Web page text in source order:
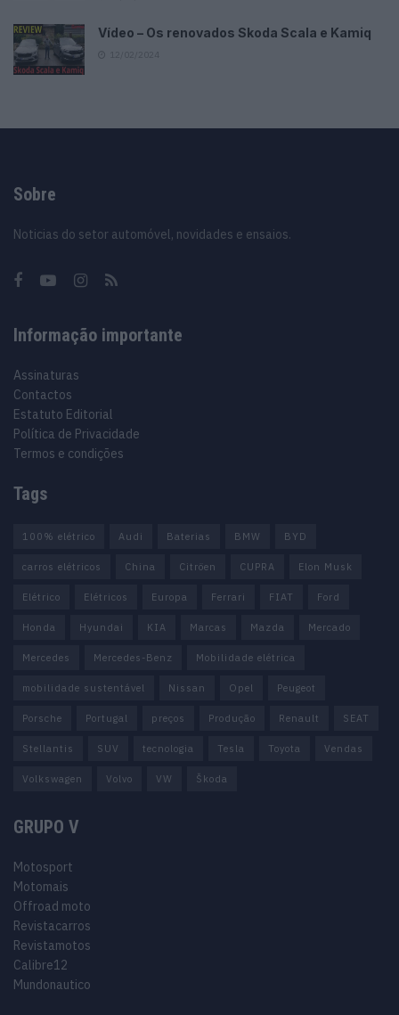
Vídeo – Os renovados Skoda Scala e Kamiq
Sobre
Noticias do setor automóvel, novidades e ensaios.
Informação importante
Assinaturas
Contactos
Estatuto Editorial
Política de Privacidade
Termos e condições
Tags
100% elétrico Audi Baterias BMW BYD
carros elétricos China Citröen CUPRA Elon Musk
Elétrico Elétricos Europa Ferrari FIAT Ford
Honda Hyundai KIA Marcas Mazda Mercado
Mercedes Mercedes-Benz Mobilidade elétrica
mobilidade sustentável Nissan Opel Peugeot
Porsche Portugal preços Produção Renault SEAT
Stellantis SUV tecnologia Tesla Toyota Vendas
Volkswagen Volvo VW Škoda
GRUPO V
Motosport
Motomais
Offroad moto
Revistacarros
Revistamotos
Calibre12
Mundonautico